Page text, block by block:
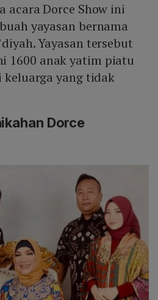
acara Dorce Show ini
yayasan bernama
Yayasan tersebut
1600 anak yatim piatu
keluarga yang tidak
Dorce